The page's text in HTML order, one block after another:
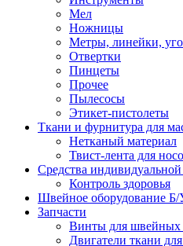
Мел
Ножницы
Метры, линейки,
Отвертки
Пинцеты
Прочее
Пылесосы
Этикет-пистолеты
Ткани и фурнитура для
Нетканый материал
Твист-лента для
Средства
Контроль здоровья
Швейное оборудование
Запчасти
Винты для
Двигатели ткани